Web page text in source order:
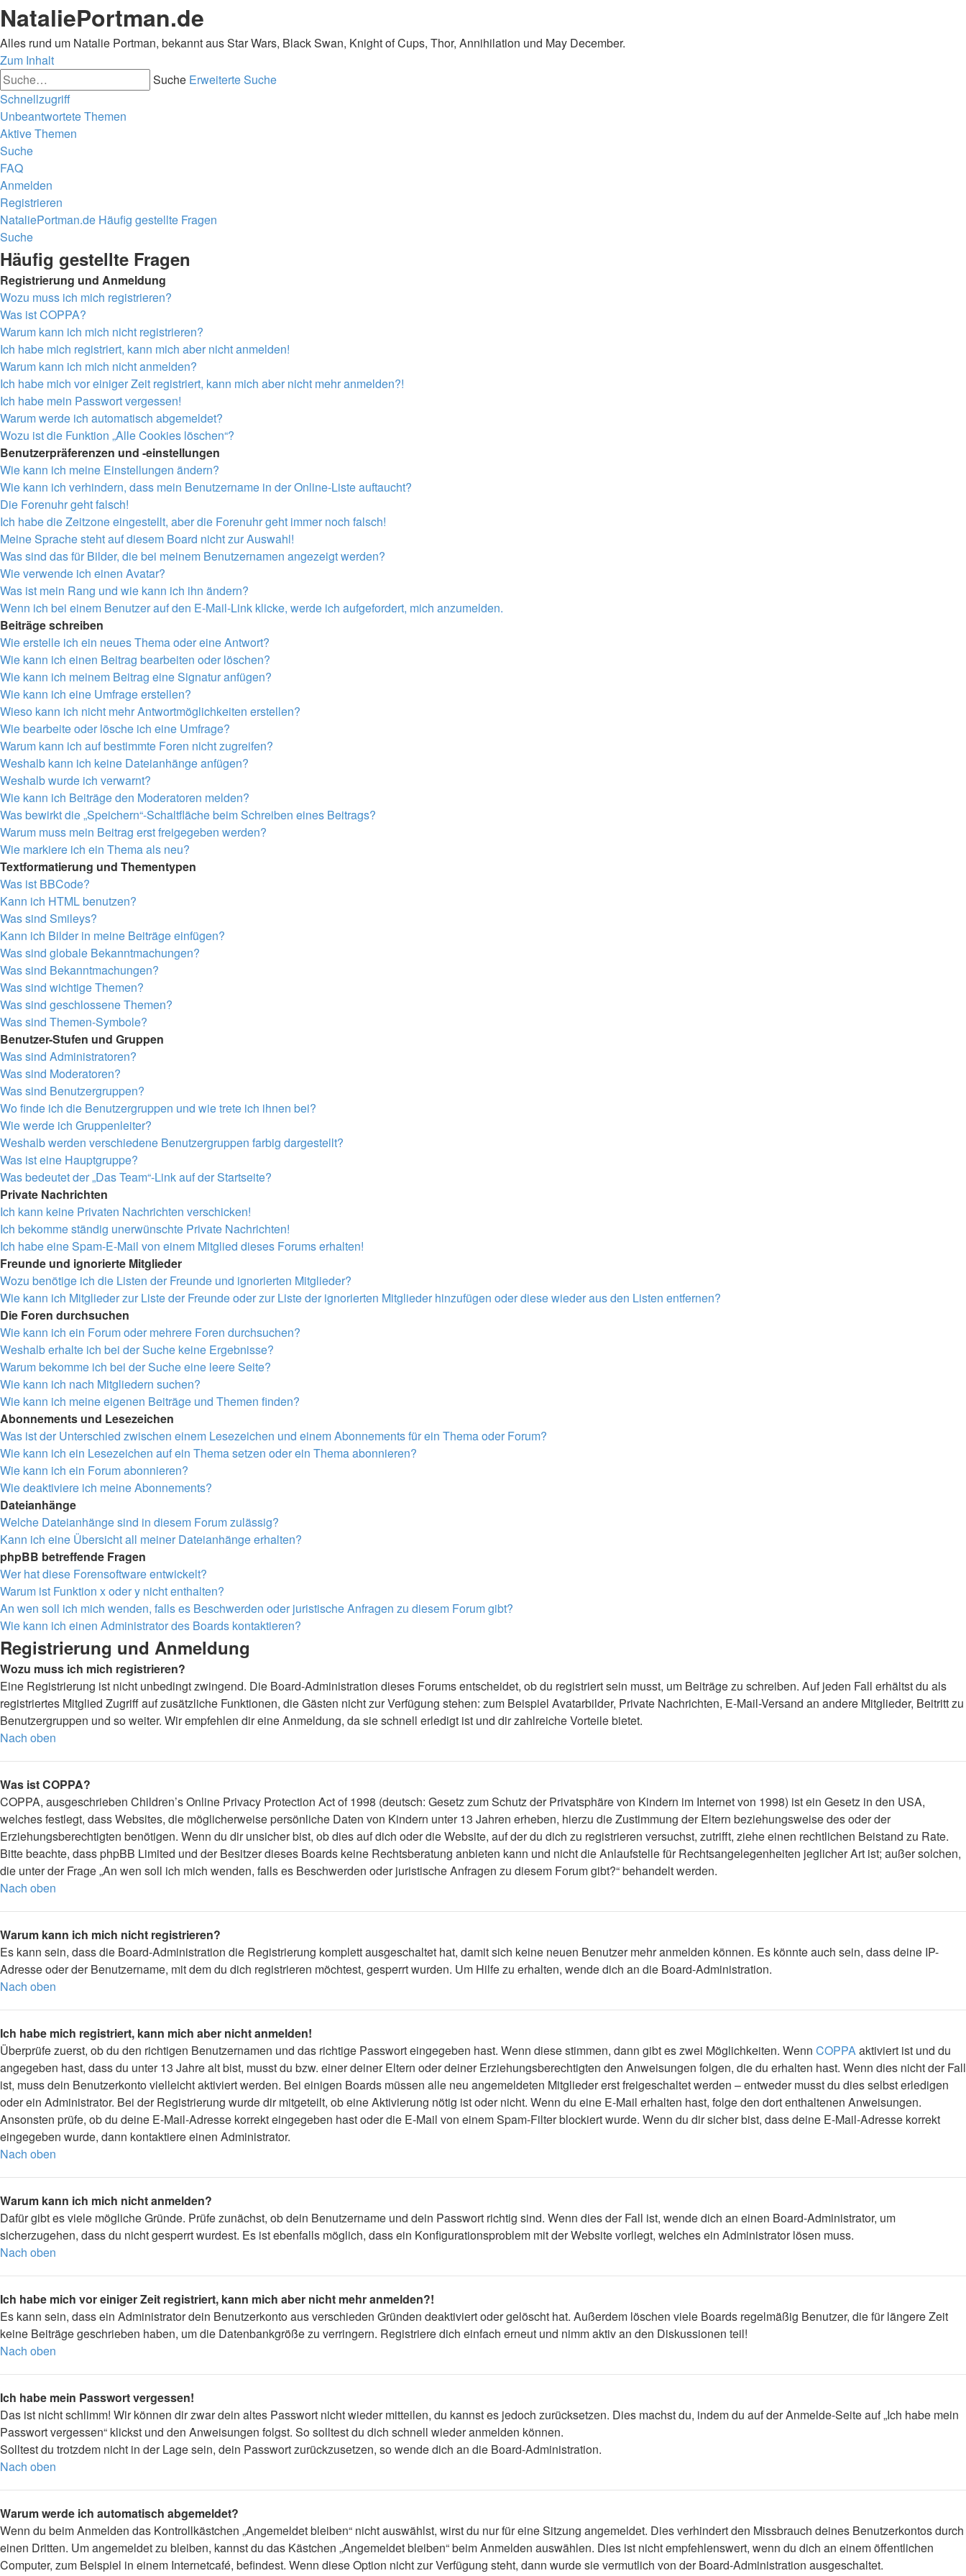
NataliePortman.de
Alles rund um Natalie Portman, bekannt aus Star Wars, Black Swan, Knight of Cups, Thor, Annihilation und May December.
Zum Inhalt
Suche Erweiterte Suche
Schnellzugriff
Unbeantwortete Themen
Aktive Themen
Suche
FAQ
Anmelden
Registrieren
NataliePortman.de Häufig gestellte Fragen
Suche
Häufig gestellte Fragen
Registrierung und Anmeldung
Wozu muss ich mich registrieren?
Was ist COPPA?
Warum kann ich mich nicht registrieren?
Ich habe mich registriert, kann mich aber nicht anmelden!
Warum kann ich mich nicht anmelden?
Ich habe mich vor einiger Zeit registriert, kann mich aber nicht mehr anmelden?!
Ich habe mein Passwort vergessen!
Warum werde ich automatisch abgemeldet?
Wozu ist die Funktion „Alle Cookies löschen“?
Benutzerpräferenzen und -einstellungen
Wie kann ich meine Einstellungen ändern?
Wie kann ich verhindern, dass mein Benutzername in der Online-Liste auftaucht?
Die Forenuhr geht falsch!
Ich habe die Zeitzone eingestellt, aber die Forenuhr geht immer noch falsch!
Meine Sprache steht auf diesem Board nicht zur Auswahl!
Was sind das für Bilder, die bei meinem Benutzernamen angezeigt werden?
Wie verwende ich einen Avatar?
Was ist mein Rang und wie kann ich ihn ändern?
Wenn ich bei einem Benutzer auf den E-Mail-Link klicke, werde ich aufgefordert, mich anzumelden.
Beiträge schreiben
Wie erstelle ich ein neues Thema oder eine Antwort?
Wie kann ich einen Beitrag bearbeiten oder löschen?
Wie kann ich meinem Beitrag eine Signatur anfügen?
Wie kann ich eine Umfrage erstellen?
Wieso kann ich nicht mehr Antwortmöglichkeiten erstellen?
Wie bearbeite oder lösche ich eine Umfrage?
Warum kann ich auf bestimmte Foren nicht zugreifen?
Weshalb kann ich keine Dateianhänge anfügen?
Weshalb wurde ich verwarnt?
Wie kann ich Beiträge den Moderatoren melden?
Was bewirkt die „Speichern“-Schaltfläche beim Schreiben eines Beitrags?
Warum muss mein Beitrag erst freigegeben werden?
Wie markiere ich ein Thema als neu?
Textformatierung und Thementypen
Was ist BBCode?
Kann ich HTML benutzen?
Was sind Smileys?
Kann ich Bilder in meine Beiträge einfügen?
Was sind globale Bekanntmachungen?
Was sind Bekanntmachungen?
Was sind wichtige Themen?
Was sind geschlossene Themen?
Was sind Themen-Symbole?
Benutzer-Stufen und Gruppen
Was sind Administratoren?
Was sind Moderatoren?
Was sind Benutzergruppen?
Wo finde ich die Benutzergruppen und wie trete ich ihnen bei?
Wie werde ich Gruppenleiter?
Weshalb werden verschiedene Benutzergruppen farbig dargestellt?
Was ist eine Hauptgruppe?
Was bedeutet der „Das Team“-Link auf der Startseite?
Private Nachrichten
Ich kann keine Privaten Nachrichten verschicken!
Ich bekomme ständig unerwünschte Private Nachrichten!
Ich habe eine Spam-E-Mail von einem Mitglied dieses Forums erhalten!
Freunde und ignorierte Mitglieder
Wozu benötige ich die Listen der Freunde und ignorierten Mitglieder?
Wie kann ich Mitglieder zur Liste der Freunde oder zur Liste der ignorierten Mitglieder hinzufügen oder diese wieder aus den Listen entfernen?
Die Foren durchsuchen
Wie kann ich ein Forum oder mehrere Foren durchsuchen?
Weshalb erhalte ich bei der Suche keine Ergebnisse?
Warum bekomme ich bei der Suche eine leere Seite?
Wie kann ich nach Mitgliedern suchen?
Wie kann ich meine eigenen Beiträge und Themen finden?
Abonnements und Lesezeichen
Was ist der Unterschied zwischen einem Lesezeichen und einem Abonnements für ein Thema oder Forum?
Wie kann ich ein Lesezeichen auf ein Thema setzen oder ein Thema abonnieren?
Wie kann ich ein Forum abonnieren?
Wie deaktiviere ich meine Abonnements?
Dateianhänge
Welche Dateianhänge sind in diesem Forum zulässig?
Kann ich eine Übersicht all meiner Dateianhänge erhalten?
phpBB betreffende Fragen
Wer hat diese Forensoftware entwickelt?
Warum ist Funktion x oder y nicht enthalten?
An wen soll ich mich wenden, falls es Beschwerden oder juristische Anfragen zu diesem Forum gibt?
Wie kann ich einen Administrator des Boards kontaktieren?
Registrierung und Anmeldung
Wozu muss ich mich registrieren?
Eine Registrierung ist nicht unbedingt zwingend. Die Board-Administration dieses Forums entscheidet, ob du registriert sein musst, um Beiträge zu schreiben. Auf jeden Fall erhältst du als
registriertes Mitglied Zugriff auf zusätzliche Funktionen, die Gästen nicht zur Verfügung stehen: zum Beispiel Avatarbilder, Private Nachrichten, E-Mail-Versand an andere Mitglieder, Beitritt zu
Benutzergruppen und so weiter. Wir empfehlen dir eine Anmeldung, da sie schnell erledigt ist und dir zahlreiche Vorteile bietet.
Nach oben
Was ist COPPA?
COPPA, ausgeschrieben Children’s Online Privacy Protection Act of 1998 (deutsch: Gesetz zum Schutz der Privatsphäre von Kindern im Internet von 1998) ist ein Gesetz in den USA,
welches festlegt, dass Websites, die möglicherweise persönliche Daten von Kindern unter 13 Jahren erheben, hierzu die Zustimmung der Eltern beziehungsweise des oder der
Erziehungsberechtigten benötigen. Wenn du dir unsicher bist, ob dies auf dich oder die Website, auf der du dich zu registrieren versuchst, zutrifft, ziehe einen rechtlichen Beistand zu Rate.
Bitte beachte, dass phpBB Limited und der Besitzer dieses Boards keine Rechtsberatung anbieten kann und nicht die Anlaufstelle für Rechtsangelegenheiten jeglicher Art ist; außer solchen,
die unter der Frage „An wen soll ich mich wenden, falls es Beschwerden oder juristische Anfragen zu diesem Forum gibt?“ behandelt werden.
Nach oben
Warum kann ich mich nicht registrieren?
Es kann sein, dass die Board-Administration die Registrierung komplett ausgeschaltet hat, damit sich keine neuen Benutzer mehr anmelden können. Es könnte auch sein, dass deine IP-
Adresse oder der Benutzername, mit dem du dich registrieren möchtest, gesperrt wurden. Um Hilfe zu erhalten, wende dich an die Board-Administration.
Nach oben
Ich habe mich registriert, kann mich aber nicht anmelden!
Überprüfe zuerst, ob du den richtigen Benutzernamen und das richtige Passwort eingegeben hast. Wenn diese stimmen, dann gibt es zwei Möglichkeiten. Wenn COPPAaktiviert ist und du
angegeben hast, dass du unter 13 Jahre alt bist, musst du bzw. einer deiner Eltern oder deiner Erziehungsberechtigten den Anweisungen folgen, die du erhalten hast. Wenn dies nicht der Fall
ist, muss dein Benutzerkonto vielleicht aktiviert werden. Bei einigen Boards müssen alle neu angemeldeten Mitglieder erst freigeschaltet werden – entweder musst du dies selbst erledigen
oder ein Administrator. Bei der Registrierung wurde dir mitgeteilt, ob eine Aktivierung nötig ist oder nicht. Wenn du eine E-Mail erhalten hast, folge den dort enthaltenen Anweisungen.
Ansonsten prüfe, ob du deine E-Mail-Adresse korrekt eingegeben hast oder die E-Mail von einem Spam-Filter blockiert wurde. Wenn du dir sicher bist, dass deine E-Mail-Adresse korrekt
eingegeben wurde, dann kontaktiere einen Administrator.
Nach oben
Warum kann ich mich nicht anmelden?
Dafür gibt es viele mögliche Gründe. Prüfe zunächst, ob dein Benutzername und dein Passwort richtig sind. Wenn dies der Fall ist, wende dich an einen Board-Administrator, um
sicherzugehen, dass du nicht gesperrt wurdest. Es ist ebenfalls möglich, dass ein Konfigurationsproblem mit der Website vorliegt, welches ein Administrator lösen muss.
Nach oben
Ich habe mich vor einiger Zeit registriert, kann mich aber nicht mehr anmelden?!
Es kann sein, dass ein Administrator dein Benutzerkonto aus verschieden Gründen deaktiviert oder gelöscht hat. Außerdem löschen viele Boards regelmäßig Benutzer, die für längere Zeit
keine Beiträge geschrieben haben, um die Datenbankgröße zu verringern. Registriere dich einfach erneut und nimm aktiv an den Diskussionen teil!
Nach oben
Ich habe mein Passwort vergessen!
Das ist nicht schlimm! Wir können dir zwar dein altes Passwort nicht wieder mitteilen, du kannst es jedoch zurücksetzen. Dies machst du, indem du auf der Anmelde-Seite auf „Ich habe mein
Passwort vergessen“ klickst und den Anweisungen folgst. So solltest du dich schnell wieder anmelden können.
Solltest du trotzdem nicht in der Lage sein, dein Passwort zurückzusetzen, so wende dich an die Board-Administration.
Nach oben
Warum werde ich automatisch abgemeldet?
Wenn du beim Anmelden das Kontrollkästchen „Angemeldet bleiben“ nicht auswählst, wirst du nur für eine Sitzung angemeldet. Dies verhindert den Missbrauch deines Benutzerkontos durch
einen Dritten. Um angemeldet zu bleiben, kannst du das Kästchen „Angemeldet bleiben“ beim Anmelden auswählen. Dies ist nicht empfehlenswert, wenn du dich an einem öffentlichen
Computer, zum Beispiel in einem Internetcafé, befindest. Wenn diese Option nicht zur Verfügung steht, dann wurde sie vermutlich von der Board-Administration ausgeschaltet.